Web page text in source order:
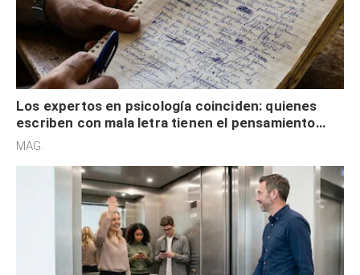
Los expertos en psicología coinciden: quienes
escriben con mala letra tienen el pensamiento
acelerado y no lo hacen por desinterés
MAG.